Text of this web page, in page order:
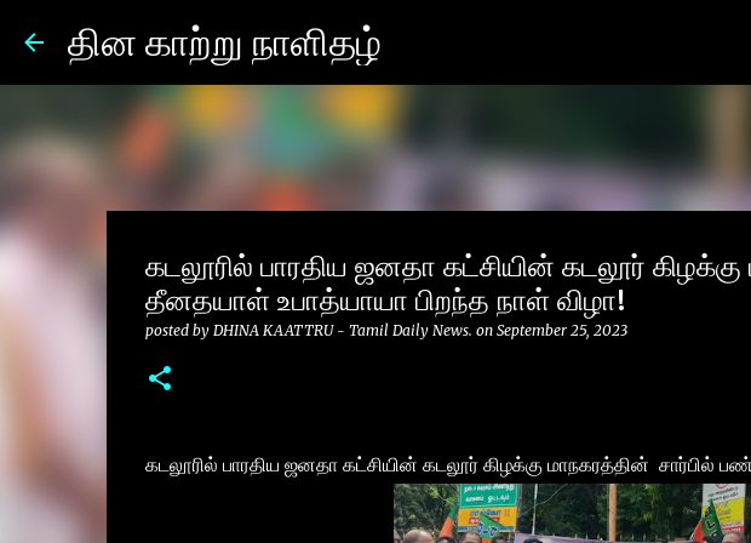
தின காற்று நாளிதழ்
கடலூரில் பாரதிய ஜனதா கட்சியின் கடலூர்
தீனதயாள் உபாத்யாயா பிறந்த நாள் விழா!
posted by DHINA KAATTRU - Tamil Daily News. on September 25, 2023
கடலூரில் பாரதிய ஜனதா கட்சியின் கடலூர் கிழக்கு மாநகரத்தின் சார்பில்